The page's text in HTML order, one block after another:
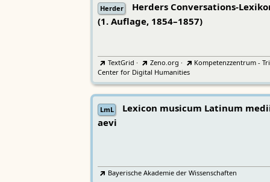
Herder
Herders Conversations-
(1. Auflage, 1854–1857)
TextGrid · Zeno.org ·
Kompetenzzentrum -
Center for Digital Humanities
LmL
Lexicon musicum Latinum
aevi
Bayerische Akademie der Wissenschaften